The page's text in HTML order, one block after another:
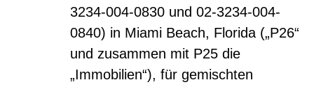
3234-004-0830 und 02-3234-004-
0840) in Miami Beach, Florida („P26“
und zusammen mit P25 die
„Immobilien“), für gemischten